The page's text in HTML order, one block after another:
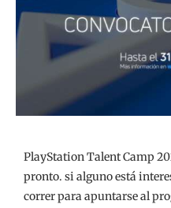
PlayStation Talent Camp
pronto. si alguno está
correr para apuntarse al